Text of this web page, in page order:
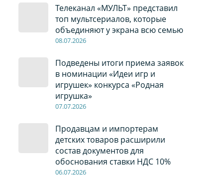
Телеканал «МУЛЬТ» представил
топ мультсериалов, которые
объединяют у экрана всю семью
08.07.2026
Подведены итоги приема заявок
в номинации «Идеи игр и
игрушек» конкурса «Родная
игрушка»
07.07.2026
Продавцам и импортерам
детских товаров расширили
состав документов для
обоснования ставки НДС 10%
06.07.2026